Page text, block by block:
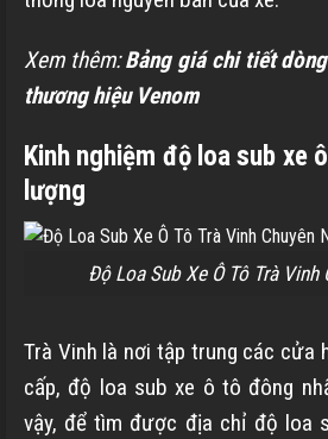
Xem thêm:Bảng giá chi tiết
thương hiệu Venom
Kinh nghiệm độ loa sub xe
lượng
Độ Loa Sub Xe Ô Tô Trà Vinh
Trà Vinh là nơi tập trung các cửa
cấp, độ loa sub xe ô tô đông
vậy, để tìm được địa chỉ độ loa